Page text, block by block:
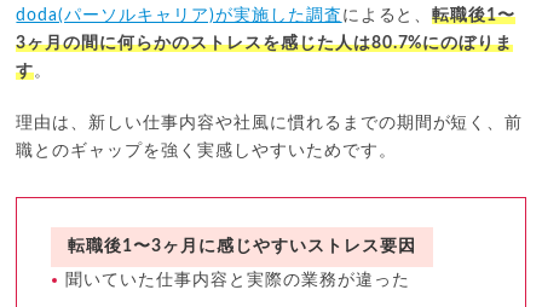
doda(パーソルキャリア)が実施した調査 によると、転職後1〜
3ヶ月の間に何らかのストレスを感じた人は80.7%にのぼりま
す。
理由は、新しい仕事内容や社風に慣れるまでの期間が短く、前
職とのギャップを強く実感しやすいためです。
転職後1〜3ヶ月に感じやすいストレス要因
聞いていた仕事内容と実際の業務が違った